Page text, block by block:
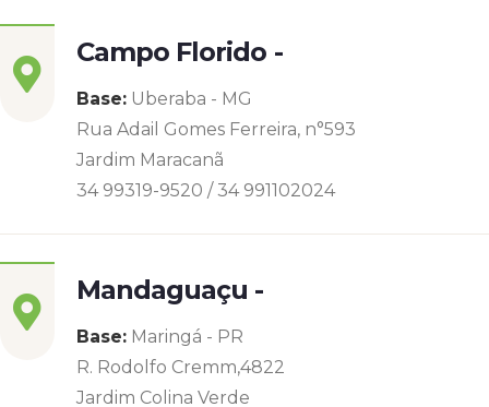
Campo Florido -
Base: Uberaba - MG
Rua Adail Gomes Ferreira, n°593
Jardim Maracanã
34 99319-9520 / 34 991102024
Mandaguaçu -
Base: Maringá - PR
R. Rodolfo Cremm,4822
Jardim Colina Verde